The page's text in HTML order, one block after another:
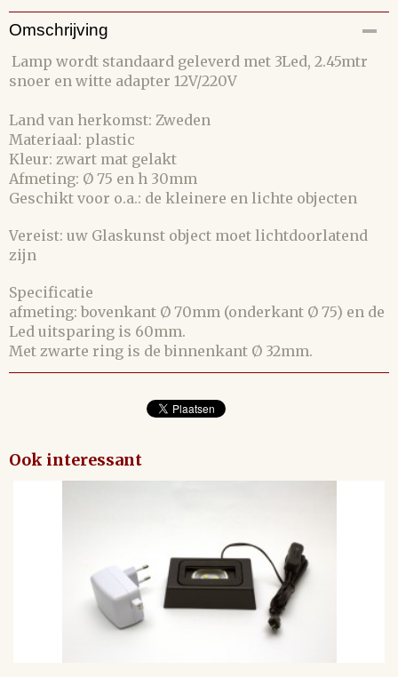
Productcode
96195-73
Omschrijving
Lamp wordt standaard geleverd met 3Led, 2.45mtr
snoer en witte adapter 12V/220V
Land van herkomst: Zweden
Materiaal: plastic
Kleur: zwart mat gelakt
Afmeting: Ø 75 en h 30mm
Geschikt voor o.a.: de kleinere en lichte objecten
Vereist: uw Glaskunst object moet lichtdoorlatend
zijn
Specificatie
afmeting: bovenkant Ø 70mm (onderkant Ø 75) en de
Led uitsparing is 60mm.
Met zwarte ring is de binnenkant Ø 32mm.
Ook interessant